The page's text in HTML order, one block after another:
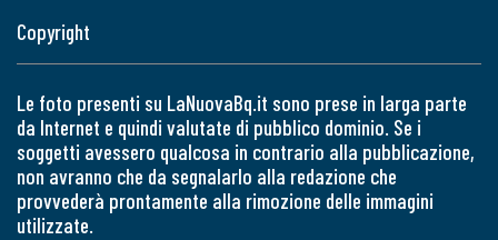
Copyright
Le foto presenti su LaNuovaBq.it sono prese in larga parte
da Internet e quindi valutate di pubblico dominio. Se i
soggetti avessero qualcosa in contrario alla pubblicazione,
non avranno che da segnalarlo alla redazione che
provvederà prontamente alla rimozione delle immagini
utilizzate.